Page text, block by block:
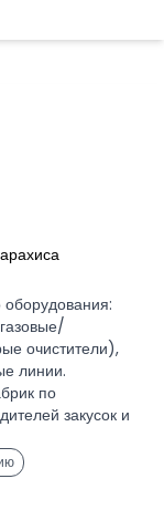
оборудования:
очистители),
линии.
по
закусок и